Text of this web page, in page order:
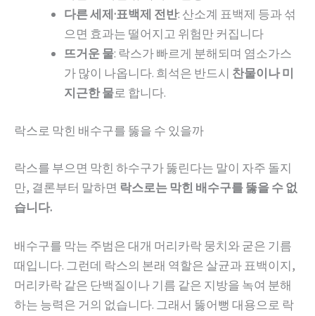
다른 세제·표백제 전반: 산소계 표백제 등과 섞
으면 효과는 떨어지고 위험만 커집니다
뜨거운 물: 락스가 빠르게 분해되며 염소가스
가 많이 나옵니다. 희석은 반드시 찬물이나 미
지근한 물로 합니다.
락스로 막힌 배수구를 뚫을 수 있을까
락스를 부으면 막힌 하수구가 뚫린다는 말이 자주 돌지
만, 결론부터 말하면 락스로는 막힌 배수구를 뚫을 수 없
습니다.
배수구를 막는 주범은 대개 머리카락 뭉치와 굳은 기름
때입니다. 그런데 락스의 본래 역할은 살균과 표백이지,
머리카락 같은 단백질이나 기름 같은 지방을 녹여 분해
하는 능력은 거의 없습니다. 그래서 뚫어뻥 대용으로 락